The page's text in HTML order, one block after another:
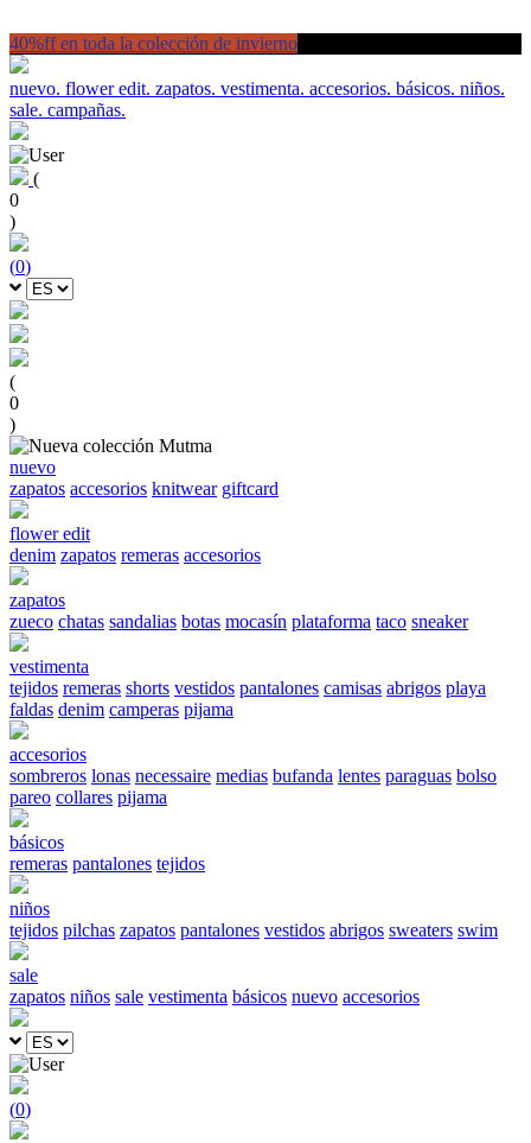
40%ff en toda la colección de invierno
nuevo. flower edit. zapatos. vestimenta. accesorios. básicos. niños.
sale. campañas.
(
0
)
(0)
(
0
)
nuevo
zapatos accesorios knitwear giftcard
flower edit
denim zapatos remeras accesorios
zapatos
zueco chatas sandalias botas mocasín plataforma taco sneaker
vestimenta
tejidos remeras shorts vestidos pantalones camisas abrigos playa
faldas denim camperas pijama
accesorios
sombreros lonas necessaire medias bufanda lentes paraguas bolso
pareo collares pijama
básicos
remeras pantalones tejidos
niños
tejidos pilchas zapatos pantalones vestidos abrigos sweaters swim
sale
zapatos niños sale vestimenta básicos nuevo accesorios
(0)